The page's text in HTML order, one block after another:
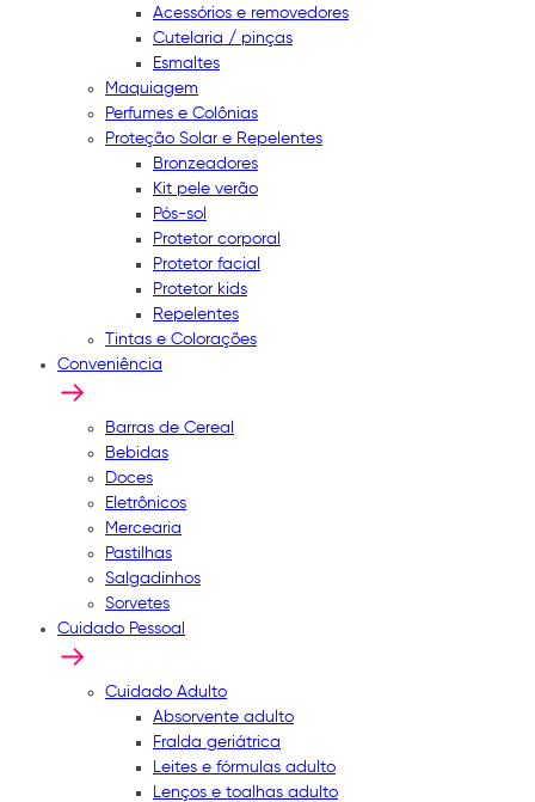
Acessórios e removedores
Cutelaria / pinças
Esmaltes
Maquiagem
Perfumes e Colônias
Proteção Solar e Repelentes
Bronzeadores
Kit pele verão
Pós-sol
Protetor corporal
Protetor facial
Protetor kids
Repelentes
Tintas e Colorações
Conveniência
Barras de Cereal
Bebidas
Doces
Eletrônicos
Mercearia
Pastilhas
Salgadinhos
Sorvetes
Cuidado Pessoal
Cuidado Adulto
Absorvente adulto
Fralda geriátrica
Leites e fórmulas adulto
Lenços e toalhas adulto